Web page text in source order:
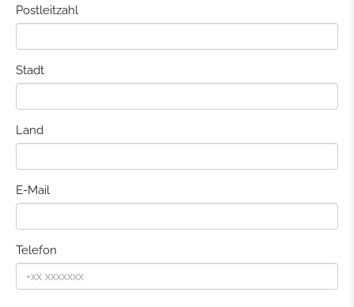
Postleitzahl
Stadt
Land
E-Mail
Telefon